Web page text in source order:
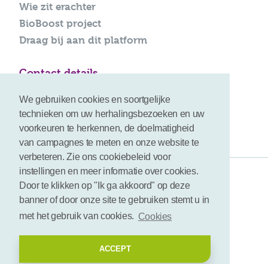
We gebruiken cookies en soortgelijke
technieken om uw herhalingsbezoeken en uw
voorkeuren te herkennen, de doelmatigheid
van campagnes te meten en onze website te
verbeteren. Zie ons cookiebeleid voor
instellingen en meer informatie over cookies.
Door te klikken op "Ik ga akkoord" op deze
banner of door onze site te gebruiken stemt u in
met het gebruik van cookies. Cookies
ACCEPT
Wie zit erachter
BioBoost project
Draag bij aan dit platform
Contact details
info@bioboost-platform.com
Gebruiksvoorwaarden
Disclaimer